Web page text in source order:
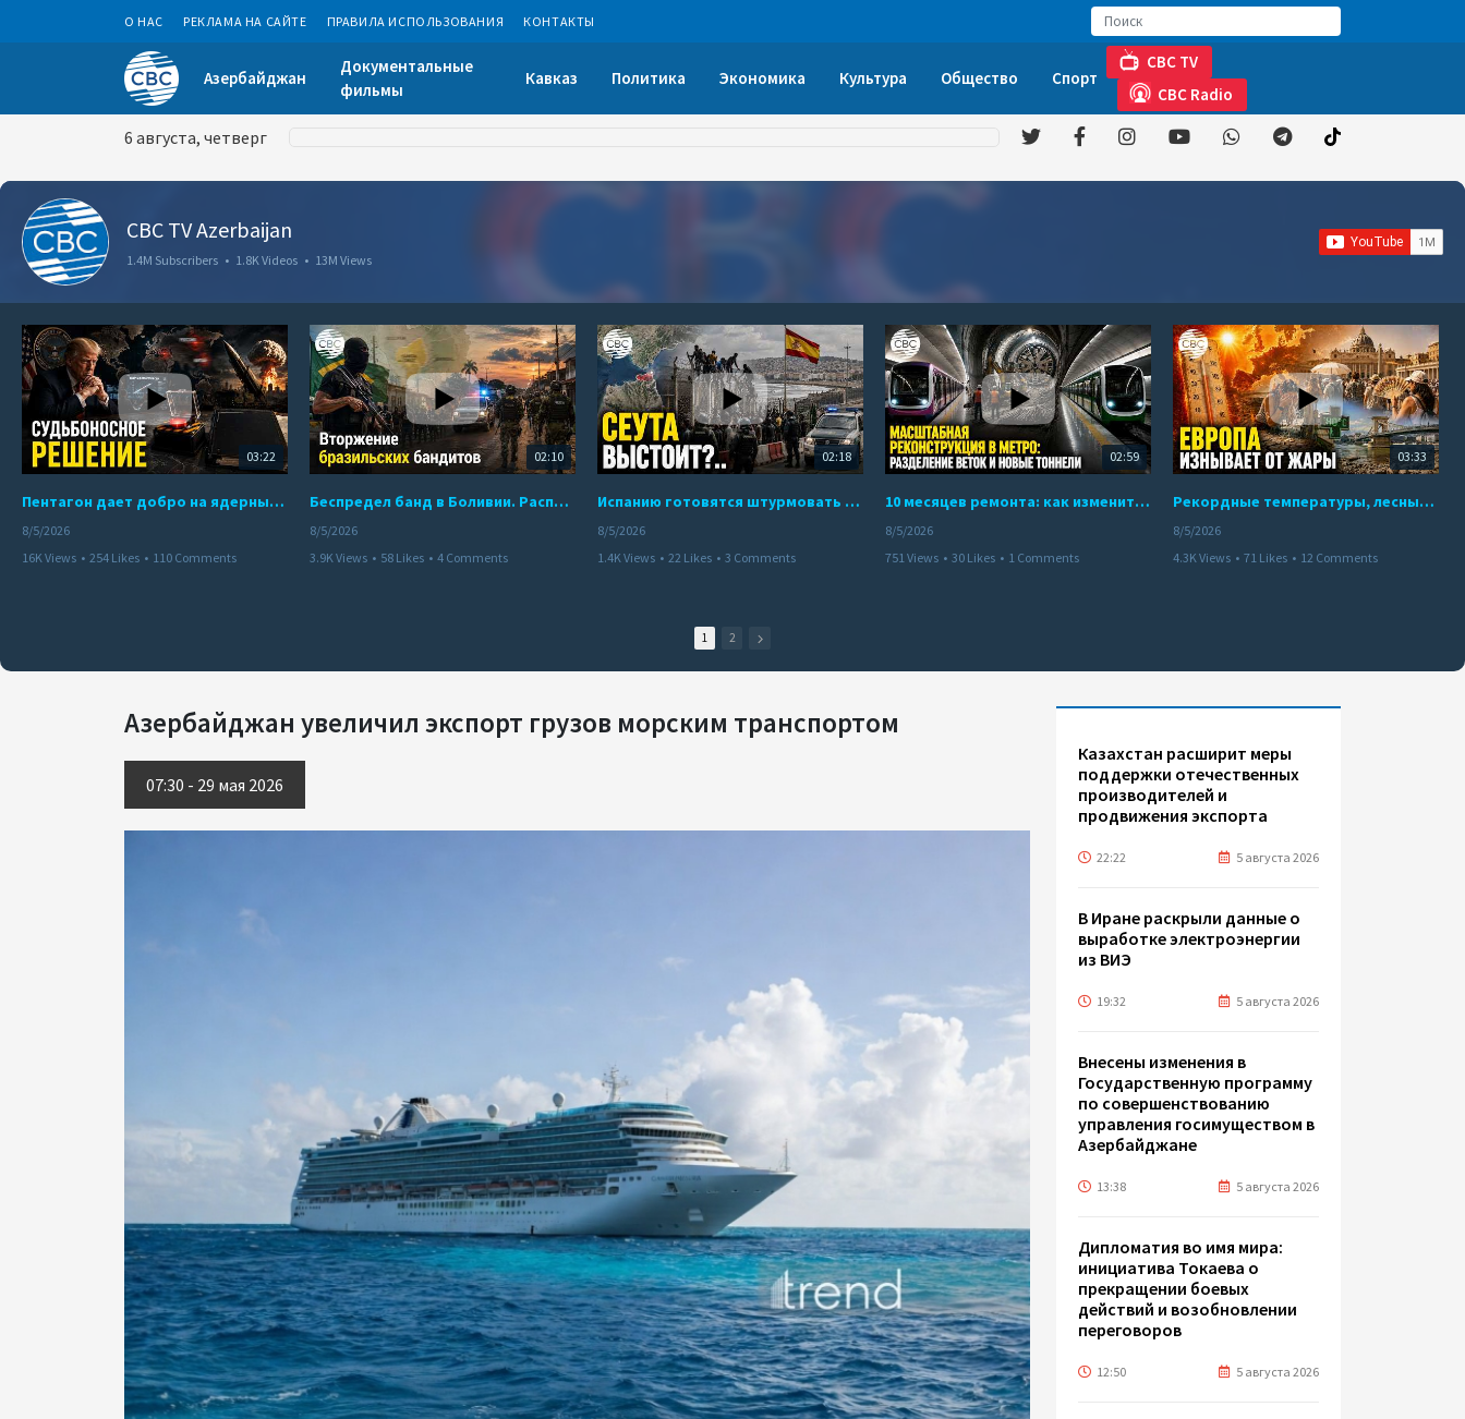
О НАС РЕКЛАМА НА САЙТЕ ПРАВИЛА ИСПОЛЬЗОВАНИЯ КОНТАКТЫ
Азербайджан
Документальные
фильмы
Кавказ Политика Экономика Культура Общество Спорт
CBC TV
CBC Radio
6 августа, четверг
CBC TV Azerbaijan
1.4M Subscribers • 1.8K Videos • 13M Views
03:22
Пентагон дает добро на ядерный удар по противникам США
8/5/2026
16K Views • 254 Likes • 110 Comments
02:10
Беспредел банд в Боливии. Расправы над наркоторговцами
8/5/2026
3.9K Views • 58 Likes • 4 Comments
02:18
Испанию готовятся штурмовать десятки тысяч марокканцев
8/5/2026
1.4K Views • 22 Likes • 3 Comments
02:59
10 месяцев ремонта: как изменится работа Бакинского метро с 15 августа
8/5/2026
751 Views • 30 Likes • 1 Comments
03:33
Рекордные температуры, лесные пожары и красный уровень опасности
8/5/2026
4.3K Views • 71 Likes • 12 Comments
1 2
Азербайджан увеличил экспорт грузов морским транспортом
07:30 - 29 мая 2026
Казахстан расширит меры
поддержки отечественных
производителей и
продвижения экспорта
22:22 5 августа 2026
В Иране раскрыли данные о
выработке электроэнергии
из ВИЭ
19:32 5 августа 2026
Внесены изменения в
Государственную программу
по совершенствованию
управления госимуществом в
Азербайджане
13:38 5 августа 2026
Дипломатия во имя мира:
инициатива Токаева о
прекращении боевых
действий и возобновлении
переговоров
12:50 5 августа 2026